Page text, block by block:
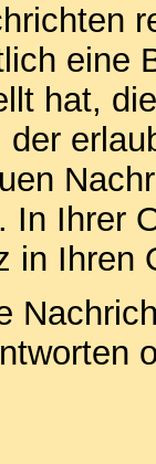
eine
hat,
In Ihrer
in Ihren